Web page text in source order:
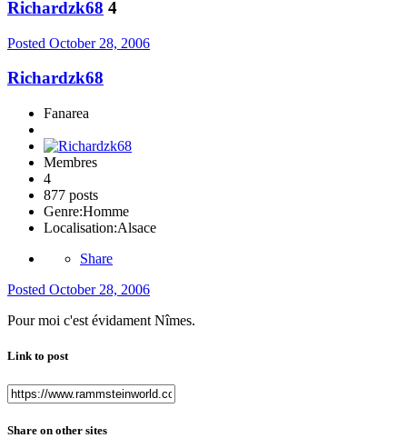
Richardzk68 4
Posted October 28, 2006
Richardzk68
Fanarea
Membres
4
877 posts
Genre:Homme
Localisation:Alsace
Share
Posted October 28, 2006
Pour moi c'est évidament Nîmes.
Link to post
Share on other sites